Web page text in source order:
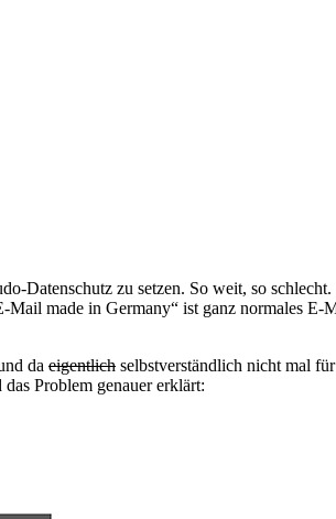
zu setzen. So weit, so
made in Germany“ ist ganz normales
da eigentlich selbstverständlich nicht mal
Problem genauer erklärt: